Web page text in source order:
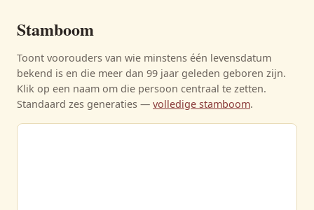
Stamboom
Toont voorouders van wie minstens één levensdatum
bekend is en die meer dan 99 jaar geleden geboren zijn.
Klik op een naam om die persoon centraal te zetten.
Standaard zes generaties — volledige stamboom.